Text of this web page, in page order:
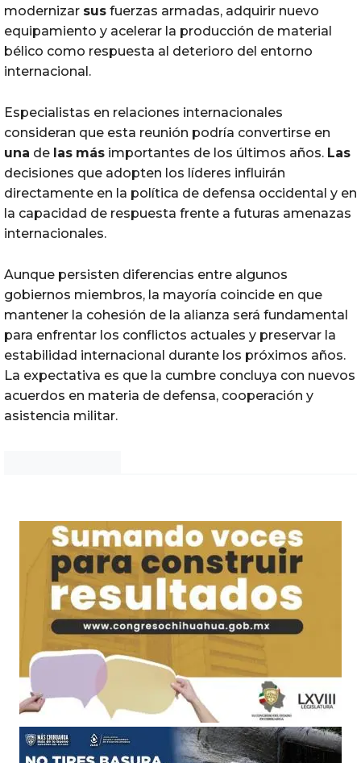
modernizar sus fuerzas armadas, adquirir nuevo
equipamiento y acelerar la producción de material
bélico como respuesta al deterioro del entorno
internacional.
Especialistas en relaciones internacionales
consideran que esta reunión podría convertirse en
una de las más importantes de los últimos años. Las
decisiones que adopten los líderes influirán
directamente en la política de defensa occidental y en
la capacidad de respuesta frente a futuras amenazas
internacionales.
Aunque persisten diferencias entre algunos
gobiernos miembros, la mayoría coincide en que
mantener la cohesión de la alianza será fundamental
para enfrentar los conflictos actuales y preservar la
estabilidad internacional durante los próximos años.
La expectativa es que la cumbre concluya con nuevos
acuerdos en materia de defensa, cooperación y
asistencia militar.